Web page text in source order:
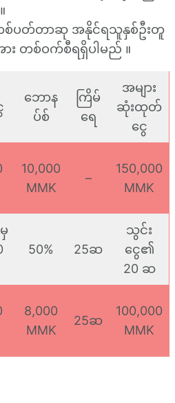
ပတ်တာဆု အနိုင်ရသူနှစ်ဦးတူ
း တစ်ဝက်စီရရှိပါမည် ။
ဘောန
ပ်စ်
ကြိမ်
ရေ
အများ
ဆုံးထုတ်
ငွေ
10,000
MMK
–
150,000
MMK
50% 25ဆ
သွင်း
ငွေ၏
20 ဆ
8,000
MMK
25ဆ
100,000
MMK